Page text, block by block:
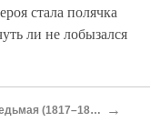
стала полячка
ли не лобызался
из-под ног.
Глава седьмая (1817–1827). ПЕРЕД УХОДОМ →